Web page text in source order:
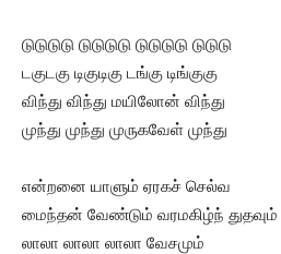
டுடுடுடு டுடுடுடு டுடுடுடு டுடுடு
டகுடகு டிகுடிகு டங்கு டிங்குகு
விந்து விந்து மயிலோன் விந்து
முந்து முந்து முருகவேள் முந்து
என்றனை யாளும் ஏரகச் செல்வ
மைந்தன் வேண்டும் வரமகிழ்ந் துதவும்
லாலா லாலா லாலா வேசமும்